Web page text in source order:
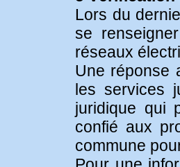
Lors du
se
réseaux
Une réponse
les services
juridique qui
confié aux
commune